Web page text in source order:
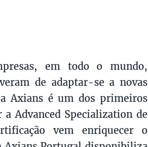
em todo o mundo,
de adaptar-se a novas
Axians é um dos primeiros
Advanced Specialization de
vem enriquecer o